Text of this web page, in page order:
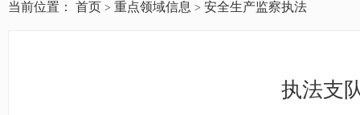
当前位置： 首页 > 重点领域信息 > 安全生产监察执法
执法支